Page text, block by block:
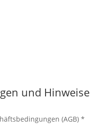
und Hinweise
(AGB) *